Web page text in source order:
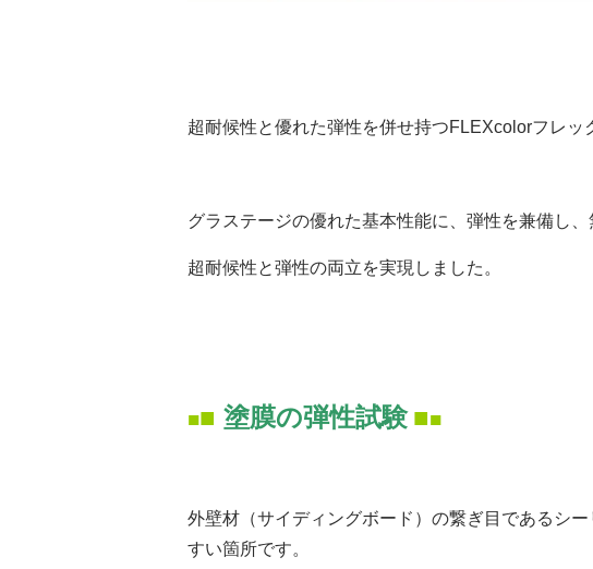
超耐候性と優れた弾性を併せ持つFLEXcolorフレッ
グラステージの優れた基本性能に、弾性を兼備し、
超耐候性と弾性の両立を実現しました。
■■ 塗膜の弾性試験 ■■
外壁材（サイディングボード）の繋ぎ目であるシ
すい箇所です。